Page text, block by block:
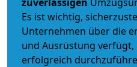
Es ist wichtig,
Unternehmen über die
und Ausrüstung verfügt,
erfolgreich